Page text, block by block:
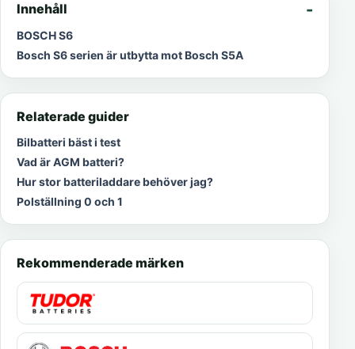
Innehåll
BOSCH S6
Bosch S6 serien är utbytta mot Bosch S5A
Relaterade guider
Bilbatteri bäst i test
Vad är AGM batteri?
Hur stor batteriladdare behöver jag?
Polställning 0 och 1
Rekommenderade märken